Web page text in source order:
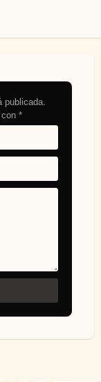
publicada.
*